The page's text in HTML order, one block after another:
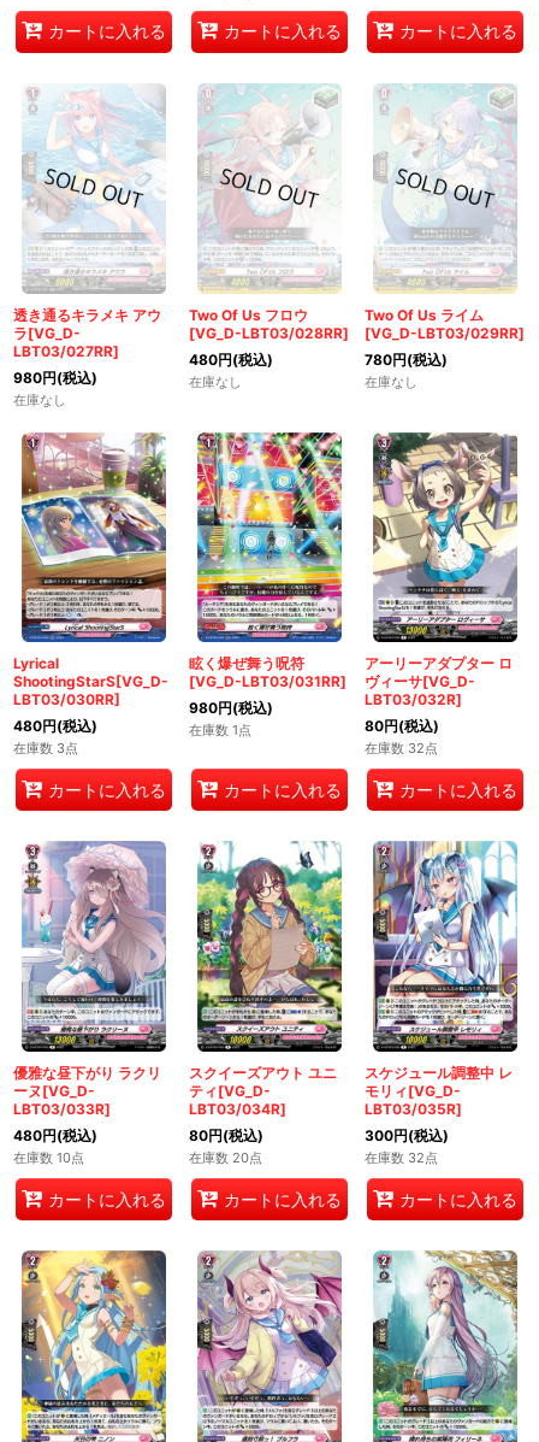
カートに入れる カートに入れる カートに入れる
透き通るキラメキ アウ
ラ[VG_D-
LBT03/027RR]
980円(税込)
在庫なし
Two Of Us フロウ
[VG_D-LBT03/028RR]
480円(税込)
在庫なし
Two Of Us ライム
[VG_D-LBT03/029RR]
780円(税込)
在庫なし
Lyrical
ShootingStarS[VG_D-
LBT03/030RR]
480円(税込)
在庫数 3点
カートに入れる
眩く爆ぜ舞う呪符
[VG_D-LBT03/031RR]
980円(税込)
在庫数 1点
カートに入れる
アーリーアダプター ロ
ヴィーサ[VG_D-
LBT03/032R]
80円(税込)
在庫数 32点
カートに入れる
優雅な昼下がり ラクリ
ーヌ[VG_D-
LBT03/033R]
480円(税込)
在庫数 10点
カートに入れる
スクイーズアウト ユニ
ティ[VG_D-
LBT03/034R]
80円(税込)
在庫数 20点
カートに入れる
スケジュール調整中 レ
モリィ[VG_D-
LBT03/035R]
300円(税込)
在庫数 32点
カートに入れる